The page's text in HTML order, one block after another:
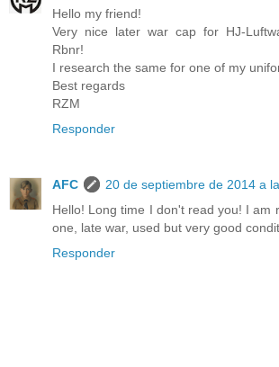
Hello my friend!
Very nice later war cap for HJ-
Rbnr!
I research the same for one of my
Best regards
RZM
Responder
AFC
20 de septiembre de 2014 a
Hello! Long time I don't read you! I am
one, late war, used but very good
Responder